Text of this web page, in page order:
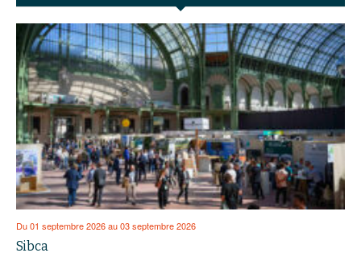
Du 01 septembre 2026 au 03 septembre 2026
Sibca